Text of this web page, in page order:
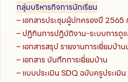
กลุ่มบริหารกิจการนักเรียน
– เอกสารประชุมผู้ปกครองปี 2565
– ปฏิทินการปฏิบัติงาน-ระบบการดู
– เอกสารสรุป รายงานการเยี่ยมบ้า
– เอกสาร บันทึกการเยี่ยมบ้าน
– แบบประเมิน SDQ ฉบับครูประเมิน